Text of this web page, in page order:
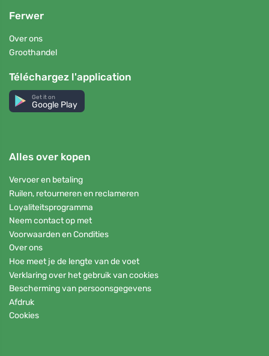
Ferwer
Over ons
Groothandel
Téléchargez l'application
Get it on
Google Play
Alles over kopen
Vervoer en betaling
Ruilen, retourneren en reclameren
Loyaliteitsprogramma
Neem contact op met
Voorwaarden en Condities
Over ons
Hoe meet je de lengte van de voet
Verklaring over het gebruik van cookies
Bescherming van persoonsgegevens
Afdruk
Cookies